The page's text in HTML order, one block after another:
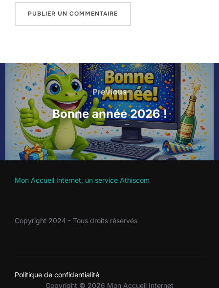
Previous
Bonne année 2026 !
Mon Accueil Internet, un service Athiscom
Copyright 2024 - Tous droits réservés
Politique de confidentialité
Copyright © 2026 Mon Accueil Internet